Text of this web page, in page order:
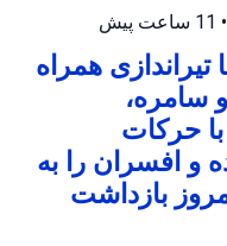
• 11 ساعت پیش
همراه
سامره،
حرکات
و افسران را به
بازداشت